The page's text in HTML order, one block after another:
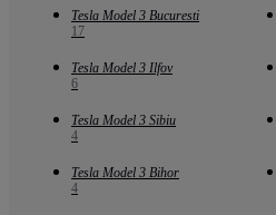
Tesla Model 3 Bucuresti
17
Tesla Model 3 Ilfov
6
Tesla Model 3 Sibiu
4
Tesla Model 3 Bihor
4